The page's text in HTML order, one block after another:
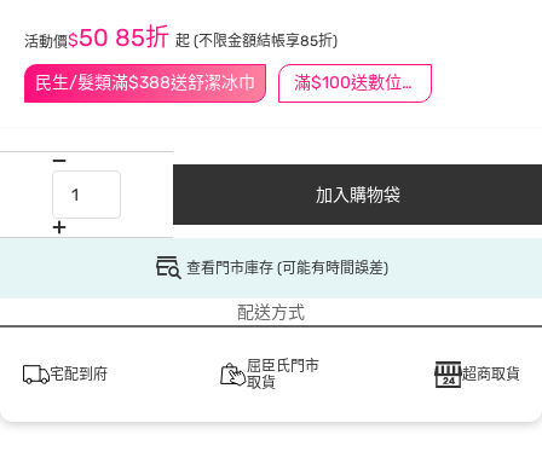
民生/髮類滿$388送舒潔冰巾 滿$100送數位印花
活動價$50 85折 起 (不限金額結帳享85折)
加入購物袋
查看門市庫存 (可能有時間誤差)
配送方式
宅配到府
屈臣氏門市
取貨
超商取貨